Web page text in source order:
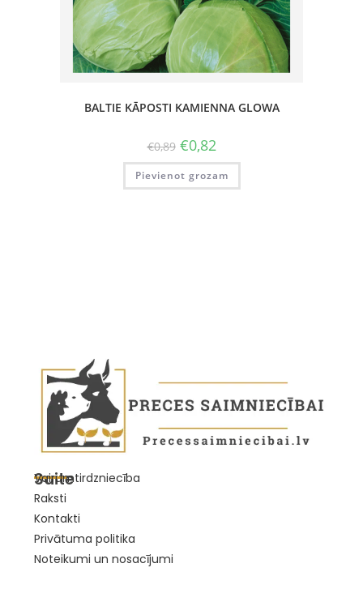
BALTIE KĀPOSTI KAMIENNA GLOWA
€0,89 €0,82
Pievienot grozam
Saite
Vairumtirdzniecība
Raksti
Kontakti
Privātuma politika
Noteikumi un nosacījumi